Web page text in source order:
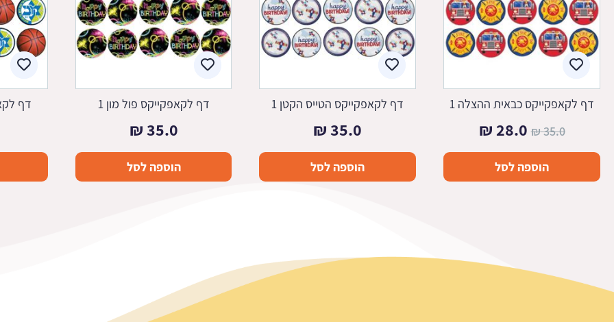
דף לקאפקייקס כבאית ההצלה 1
35.0
₪ המחיר
המקורי
היה:
28.0
₪
הנוכחי
הוספה לסל
דף לקאפקייקס הטייס הקטן 1
35.0
₪
הוספה לסל
דף לקאפקייקס פול מון 1
35.0
₪
הוספה לסל
דף